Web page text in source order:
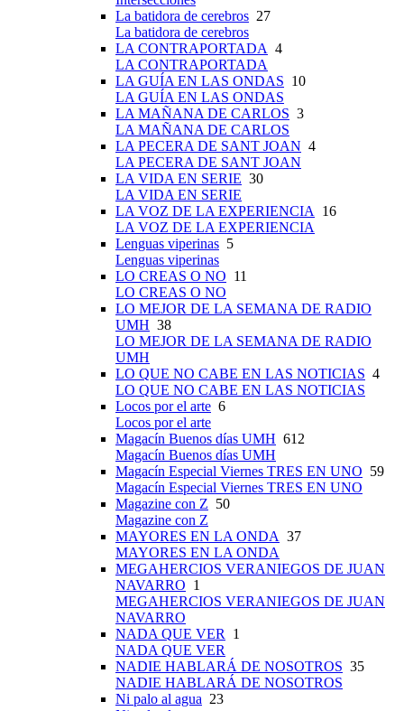
La batidora de cerebros 27
La batidora de cerebros
LA CONTRAPORTADA 4
LA CONTRAPORTADA
LA GUÍA EN LAS ONDAS 10
LA GUÍA EN LAS ONDAS
LA MAÑANA DE CARLOS 3
LA MAÑANA DE CARLOS
LA PECERA DE SANT JOAN 4
LA PECERA DE SANT JOAN
LA VIDA EN SERIE 30
LA VIDA EN SERIE
LA VOZ DE LA EXPERIENCIA
16
LA VOZ DE LA EXPERIENCIA
Lenguas viperinas 5
Lenguas viperinas
LO CREAS O NO 11
LO CREAS O NO
LO MEJOR DE LA SEMANA DE RADIO
UMH 38
LO MEJOR DE LA SEMANA DE RADIO
UMH
LO QUE NO CABE EN LAS NOTICIAS 4
LO QUE NO CABE EN LAS NOTICIAS
Locos por el arte 6
Locos por el arte
Magacín Buenos días UMH 612
Magacín Buenos días UMH
Magacín Especial Viernes TRES EN UNO 59
Magacín Especial Viernes TRES EN UNO
Magazine con Z 50
Magazine con Z
MAYORES EN LA ONDA 37
MAYORES EN LA ONDA
MEGAHERCIOS VERANIEGOS DE JUAN
NAVARRO 1
MEGAHERCIOS VERANIEGOS DE JUAN
NAVARRO
NADA QUE VER
1
NADA QUE VER
NADIE HABLARÁ DE NOSOTROS 35
NADIE HABLARÁ DE NOSOTROS
Ni palo al agua 23